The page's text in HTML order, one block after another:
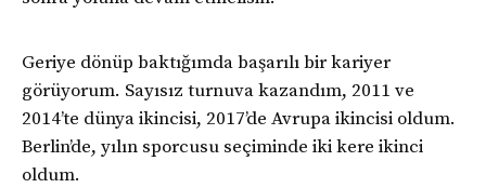
Geriye dönüp baktığımda başarılı bir kariyer
görüyorum. Sayısız turnuva kazandım, 2011 ve
2014’te dünya ikincisi, 2017’de Avrupa ikincisi oldum.
Berlin’de, yılın sporcusu seçiminde iki kere ikinci
oldum.